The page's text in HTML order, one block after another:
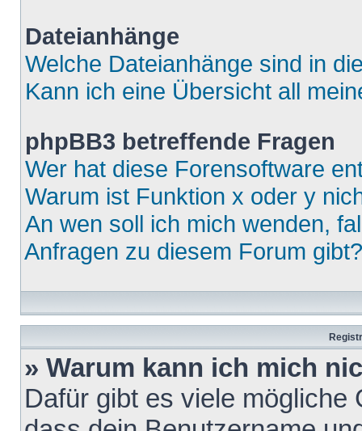
Dateianhänge
Welche Dateianhänge sind in
Kann ich eine Übersicht all
phpBB3 betreffende Fragen
Wer hat diese Forensoftware
Warum ist Funktion x oder y
An wen soll ich mich wenden,
Anfragen zu diesem Forum gibt?
» Warum kann ich mich
Dafür gibt es viele